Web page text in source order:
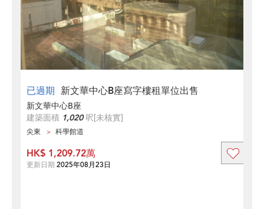
已過期 新文華中心B座寫字樓租單位出售
新文華中心B座
建築面積 1,020呎[未核實]
尖東 科學館道
HK$ 1,209.72萬
更新日期 2025年08月23日